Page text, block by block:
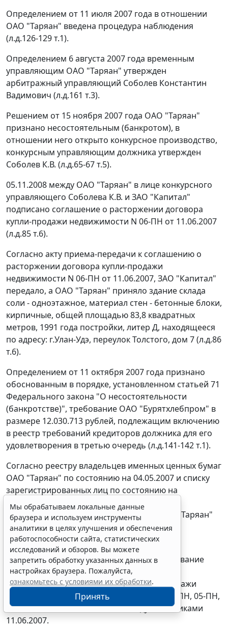
Определением от 11 июля 2007 года в отношении
ОАО "Таряан" введена процедура наблюдения
(л.д.126-129 т.1).
Определением 6 августа 2007 года временным
управляющим ОАО "Таряан" утвержден
арбитражный управляющий Соболев Константин
Вадимович (л.д.161 т.3).
Решением от 15 ноября 2007 года ОАО "Таряан"
признано несостоятельным (банкротом), в
отношении него открыто конкурсное производство,
конкурсным управляющим должника утвержден
Соболев К.В. (л.д.65-67 т.5).
05.11.2008 между ОАО "Таряан" в лице конкурсного
управляющего Соболева К.В. и ЗАО "Капитал"
подписано соглашение о расторжении договора
купли-продажи недвижимости N 06-ПН от 11.06.2007
(л.д.85 т.6).
Согласно акту приема-передачи к соглашению о
расторжении договора купли-продажи
недвижимости N 06-ПН от 11.06.2007, ЗАО "Капитал"
передало, а ОАО "Таряан" приняло здание склада
соли - одноэтажное, материал стен - бетонные блоки,
кирпичные, общей площадью 83,8 квадратных
метров, 1991 года постройки, литер Д, находящееся
по адресу: г.Улан-Удэ, переулок Толстого, дом 7 (л.д.86
т.6).
Определением от 11 октября 2007 года признано
обоснованным в порядке, установленном статьей 71
Федерального закона "О несостоятельности
(банкротстве)", требование ОАО "Бурятхлебпром" в
размере 12.030.713 рублей, подлежащим включению
в реестр требований кредиторов должника для его
удовлетворения в третью очередь (л.д.141-142 т.1).
Согласно реестру владельцев именных ценных бумаг
ОАО "Таряан" по состоянию на 04.05.2007 и списку
зарегистрированных лиц по состоянию на
17.03.2008, ОАО "Бурятхлебпром" является
акционером и владельцем 535 акций ОАО "Таряан"
(л.д.29-35 т.1).
Предметом рассмотрения судов первой и
апелляционной инстанций являлось требование
ОАО "Бурятхлебпром" о признании
недействительными договоров купли-продажи
недвижимости NN 01-ПН, 02-ПН, 03-ПН, 04-ПН, 05-ПН,
06-ПН и 07-ПН, заключенных между ответчиками
11.06.2007.
Мы обрабатываем локальные данные
браузера и используем инструменты
аналитики в целях улучшения и обеспечения
работоспособности сайта, статистических
исследований и обзоров. Вы можете
запретить обработку указанных данных в
настройках браузера. Пожалуйста,
ознакомьтесь с условиями их обработки.
Принять